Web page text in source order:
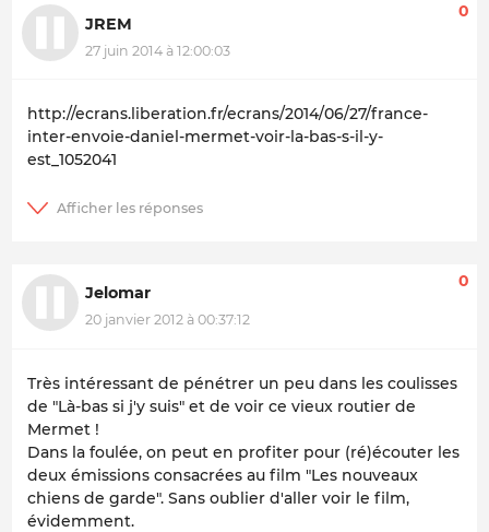
JREM
27 juin 2014 à 12:00:03
0
http://ecrans.liberation.fr/ecrans/2014/06/27/france-
inter-envoie-daniel-mermet-voir-la-bas-s-il-y-
est_1052041
Jelomar
20 janvier 2012 à 00:37:12
0
Très intéressant de pénétrer un peu dans les coulisses
de "Là-bas si j'y suis" et de voir ce vieux routier de
Mermet !
Dans la foulée, on peut en profiter pour (ré)écouter les
deux émissions consacrées au film "Les nouveaux
chiens de garde". Sans oublier d'aller voir le film,
évidemment.